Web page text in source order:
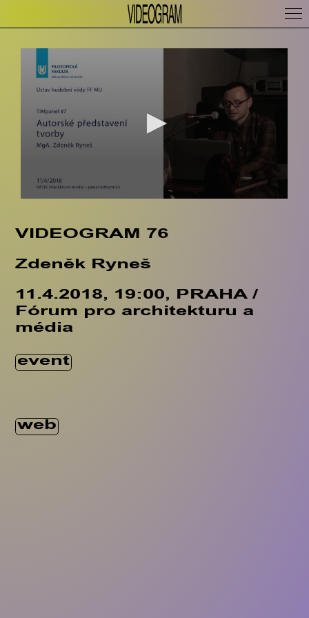
VIDEOGRAM 76
Zdeněk Ryneš
11.4.2018, 19:00, PRAHA /
Fórum pro architekturu a
média
event
web